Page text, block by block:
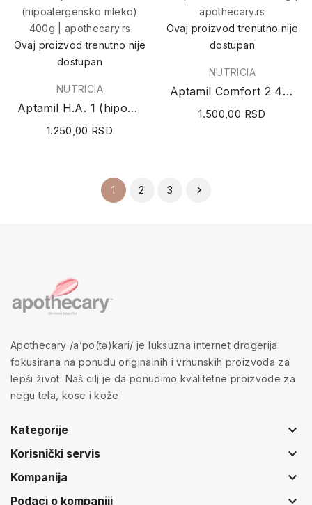
Ovaj proizvod trenutno nije
dostupan
NUTRICIA
Aptamil H.A. 1 (hipoalergensko mleko) 400g
1.250,00 RSD
Ovaj proizvod trenutno nije
dostupan
NUTRICIA
Aptamil Comfort 2 400g
1.500,00 RSD
1 2 3 
Apothecary /a’po(tə)kari/ je luksuzna internet drogerija
fokusirana na ponudu originalnih i vrhunskih proizvoda za
lepši život. Naš cilj je da ponudimo kvalitetne proizvode za
negu tela, kose i kože.
Kategorije keyboard_arrow_down
Korisnički servis keyboard_arrow_down
Kompanija keyboard_arrow_down
Podaci o kompaniji keyboard_arrow_down